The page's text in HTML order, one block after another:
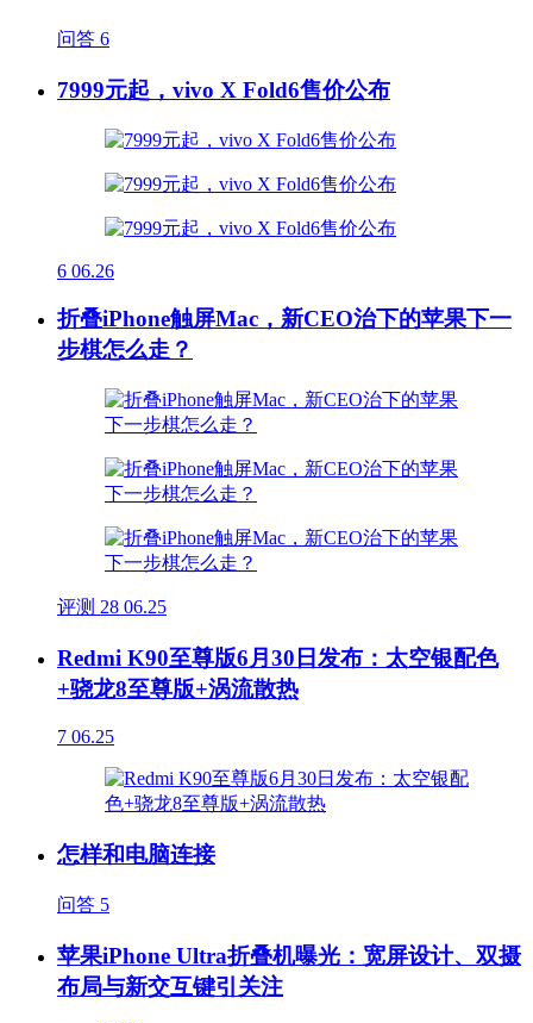
问答 6
7999元起，vivo X Fold6售价公布
6 06.26
折叠iPhone触屏Mac，新CEO治下的苹果下一
步棋怎么走？
评测 28 06.25
Redmi K90至尊版6月30日发布：太空银配色
+骁龙8至尊版+涡流散热
7 06.25
怎样和电脑连接
问答 5
苹果iPhone Ultra折叠机曝光：宽屏设计、双摄
布局与新交互键引关注